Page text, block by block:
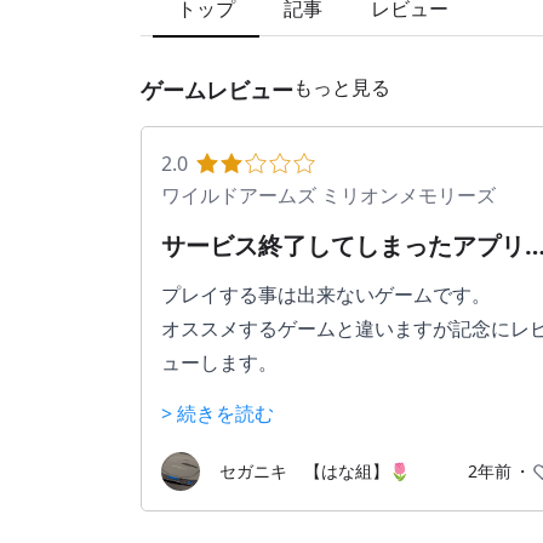
トップ 記事 レビュー
ゲームレビューもっと見る
2.0
ワイルドアームズ ミリオンメモリーズ
サービス終了してしまったアプリ版
ワイルドアームズ
プレイする事は出来ないゲームです。
オススメするゲームと違いますが記念にレ
ューします。
サービス開始前はそれなりに宣伝もされてお
りダウンロード数はあったのです。
蓋を開けてみると操作性が悪すぎて面倒なア
> 続きを読む
セガニキ 【はな組】🌷 2年前 ・